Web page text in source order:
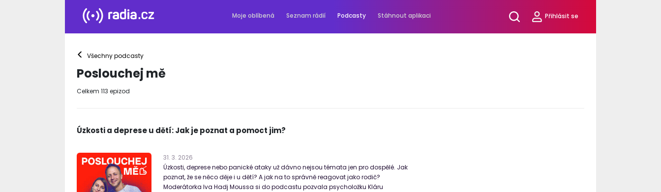
Moje oblíbená Seznam rádií Podcasty Stáhnout aplikaci Přihlásit se
< Všechny podcasty
Poslouchej mě
Celkem 113 epizod
Úzkosti a deprese u dětí: Jak je poznat a pomoct jim?
31. 3. 2026
Úzkosti, deprese nebo panické ataky už dávno nejsou témata jen pro dospělé. Jak
poznat, že se něco děje i u dětí? A jak na to správně reagovat jako rodič?
Moderátorka Iva Hadj Moussa si do podcastu pozvala psycholožku Kláru